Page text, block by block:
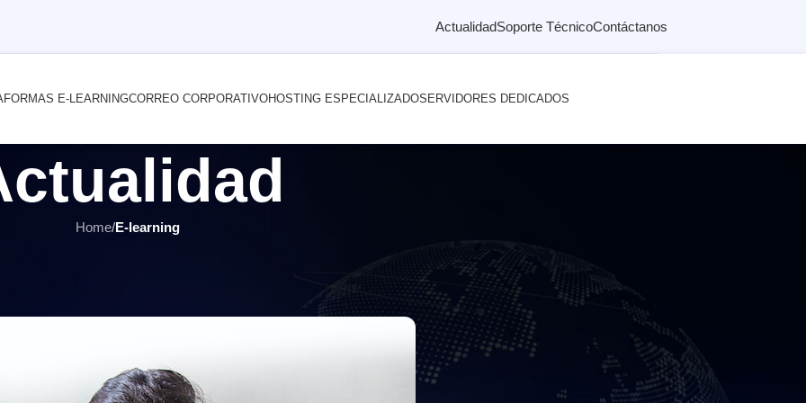
ActualidadSoporte TécnicoContáctanos
E-LEARNINGCORREO CORPORATIVOHOSTING ESPECIALIZADOSERVIDORES DEDICADOS
Home/E-learning
un hosting adecuado para Moodle?